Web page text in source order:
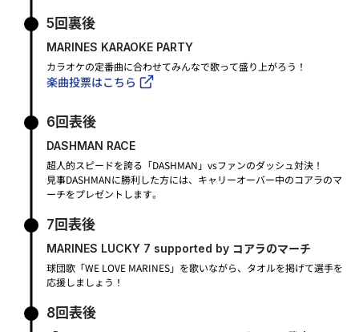
5回裏後
MARINES KARAOKE PARTY
カラオケの定番曲に合わせてみんなで歌って盛り上がろう！
楽曲投票はこちら
6回表後
DASHMAN RACE
超人的スピードを誇る「DASHMAN」vsファンのダッシュ対決！
見事DASHMANに勝利した方には、キャリーオーバー中のコアラのマ
ーチをプレゼントします。
7回表後
MARINES LUCKY 7 supported by コアラのマーチ
球団歌「WE LOVE MARINES」を歌いながら、タオルを掲げて選手を
応援しましょう！
8回表後